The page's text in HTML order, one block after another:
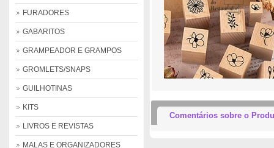
FURADORES
GABARITOS
GRAMPEADOR E GRAMPOS
GROMLETS/SNAPS
GUILHOTINAS
KITS
LIVROS E REVISTAS
MALAS E ORGANIZADORES
Comentários sobre o